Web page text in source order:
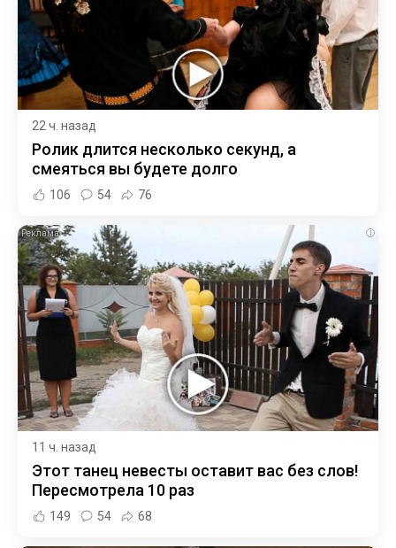
22 ч. назад
Ролик длится несколько секунд, а
смеяться вы будете долго
106 54 76
i
11 ч. назад
Этот танец невесты оставит вас без слов!
Пересмотрела 10 раз
149 54 68